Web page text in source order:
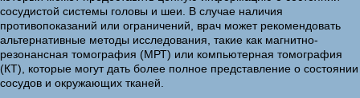
сосудистой системы головы и шеи. В случае наличия
противопоказаний или ограничений, врач может рекомендовать
альтернативные методы исследования, такие как магнитно-
резонансная томография (МРТ) или компьютерная томография
(КТ), которые могут дать более полное представление о состоянии
сосудов и окружающих тканей.